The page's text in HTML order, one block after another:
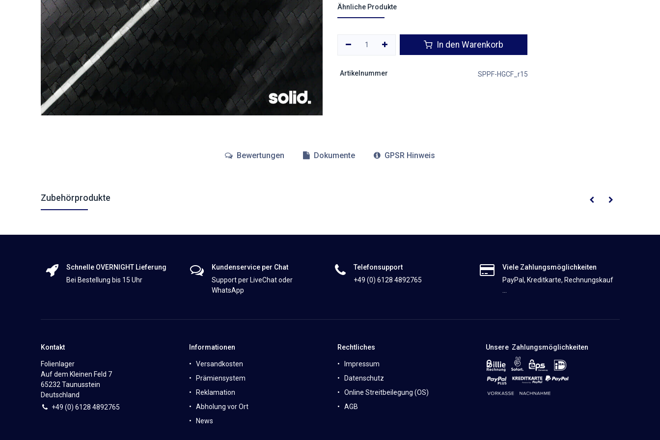
Ähnliche Produkte
In den Warenkorb
Artikelnummer SPPF-HGCF_r15
Bewertungen Dokumente GPSR Hinweis
Zubehörprodukte
Schnelle OVERNIGHT Lieferung
Bei Bestellung bis 15 Uhr
Kundenservice per Chat
Support per LiveChat oder
WhatsApp
Telefonsupport
+49 (0) 6128 4892765
Viele Zahlungsmöglichkeiten
PayPal, Kreditkarte, Rechnungskauf
Kontakt
Folienlager
Auf dem Kleinen Feld 7
65232 Taunusstein
Deutschland
+49 (0) 6128 4892765
Informationen
Versandkosten
Prämiensystem
Reklamation
Abholung vor Ort
News
Rechtliches
Impressum
Datenschutz
Online Streitbeilegung (OS)
AGB
Unsere Zahlungsmöglichkeiten